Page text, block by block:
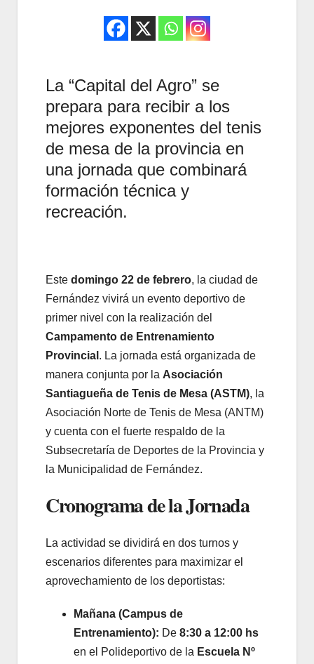
La “Capital del Agro” se
prepara para recibir a los
mejores exponentes del tenis
de mesa de la provincia en
una jornada que combinará
formación técnica y
recreación.
Este domingo 22 de febrero, la ciudad de
Fernández vivirá un evento deportivo de
primer nivel con la realización del
Campamento de Entrenamiento
Provincial . La jornada está organizada de
manera conjunta por la Asociación
Santiagueña de Tenis de Mesa (ASTM), la
Asociación Norte de Tenis de Mesa (ANTM)
y cuenta con el fuerte respaldo de la
Subsecretaría de Deportes de la Provincia y
la Municipalidad de Fernández.
Cronograma de la Jornada
La actividad se dividirá en dos turnos y
escenarios diferentes para maximizar el
aprovechamiento de los deportistas:
Mañana (Campus de
Entrenamiento): De 8:30 a 12:00 hs
en el Polideportivo de la Escuela Nº